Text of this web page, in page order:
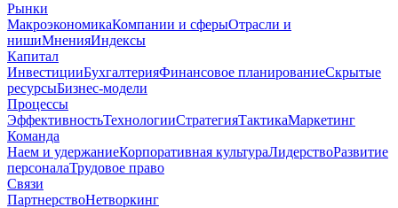
Рынки
МакроэкономикаКомпании и сферыОтрасли и
нишиМненияИндексы
Капитал
ИнвестицииБухгалтерияФинансовое планированиеСкрытые
ресурсыБизнес-модели
Процессы
ЭффективностьТехнологииСтратегияТактикаМаркетинг
Команда
Наем и удержаниеКорпоративная культураЛидерствоРазвитие
персоналаТрудовое право
Связи
ПартнерствоНетворкинг